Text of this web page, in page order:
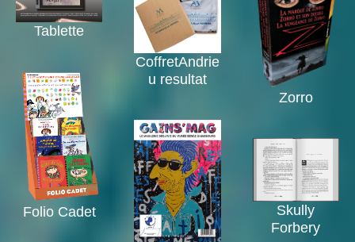
Tablette
Zorro
CoffretAndrie
u resultat
Folio Cadet
Skully
Forbery